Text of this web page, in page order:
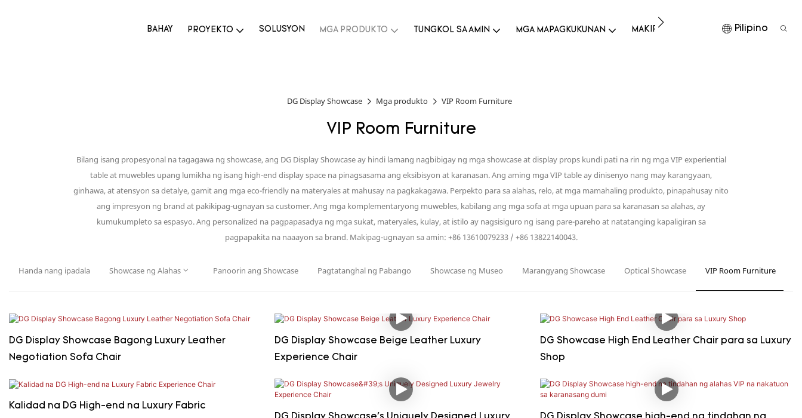
BAHAY PROYEKTO SOLUSYON MGA PRODUKTO TUNGKOL SA AMIN MGA MAPAGKUKUNAN MAKIPAG-UGNAYAN SA AMIN I-
Pilipino
DG Display Showcase Mga produkto VIP Room Furniture
VIP Room Furniture
Bilang isang propesyonal na tagagawa ng showcase, ang DG Display Showcase ay hindi lamang nagbibigay ng mga showcase at display props kundi pati na rin ng mga VIP experiential
table at muwebles upang lumikha ng isang high-end display space na pinagsasama ang eksibisyon at karanasan. Ang aming mga VIP table ay dinisenyo nang may karangyaan,
ginhawa, at atensyon sa detalye, gamit ang mga eco-friendly na materyales at mahusay na pagkakagawa. Perpekto para sa alahas, relo, at mga mamahaling produkto, pinapahusay nito
ang impresyon ng brand at pakikipag-ugnayan sa customer. Ang mga komplementaryong muwebles, kabilang ang mga sofa at mga upuan para sa karanasan sa alahas, ay
kumukumpleto sa espasyo. Ang personalized na pagpapasadya ng mga sukat, materyales, kulay, at istilo ay nagsisiguro ng isang pare-pareho at natatanging kapaligiran sa
pagpapakita na naaayon sa brand. Makipag-ugnayan sa amin: +86 13610079233 / +86 13822140043.
Handa nang ipadala Showcase ng Alahas Panoorin ang Showcase Pagtatanghal ng Pabango Showcase ng Museo Marangyang Showcase Optical Showcase VIP Room Furniture
Marangyang showcase sa harap Mga patayong display case Isla display cabinet Wall mounted display case Mesa ng display ng alahas
DG Display Showcase Bagong Luxury Leather
Negotiation Sofa Chair
DG Display Showcase Beige Leather Luxury
Experience Chair
DG Showcase High End Leather Chair para sa Luxury
Shop
Kalidad na DG High-end na Luxury Fabric